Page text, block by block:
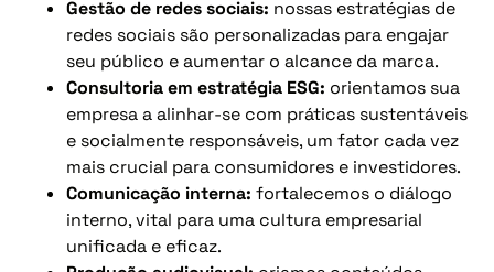
Gestão de redes sociais: nossas estratégias de
redes sociais são personalizadas para engajar
seu público e aumentar o alcance da marca.
Consultoria em estratégia ESG: orientamos sua
empresa a alinhar-se com práticas sustentáveis
e socialmente responsáveis, um fator cada vez
mais crucial para consumidores e investidores.
Comunicação interna: fortalecemos o diálogo
interno, vital para uma cultura empresarial
unificada e eficaz.